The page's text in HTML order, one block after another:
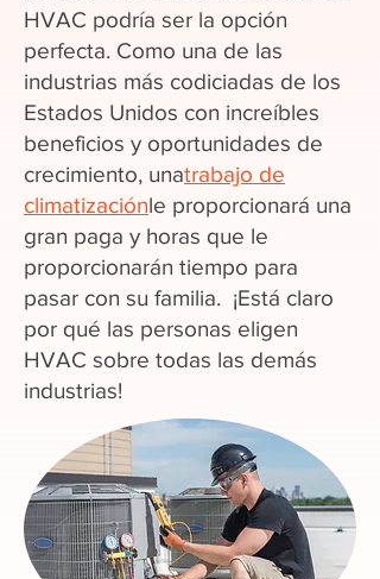
HVAC podría ser la opción
perfecta. Como una de las
industrias más codiciadas de los
Estados Unidos con increíbles
beneficios y oportunidades de
crecimiento, unatrabajo de
climatizaciónle proporcionará una
gran paga y horas que le
proporcionarán tiempo para
pasar con su familia. ¡Está claro
por qué las personas eligen
HVAC sobre todas las demás
industrias!